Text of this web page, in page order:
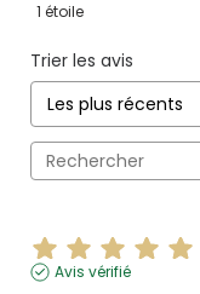
1 étoile
Trier les avis
Avis vérifié